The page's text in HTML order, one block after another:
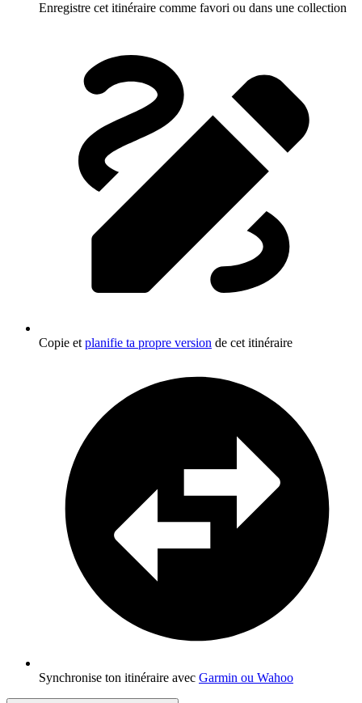
Enregistre cet itinéraire comme favori ou dans une collection
Copie et planifie ta propre version de cet itinéraire
Synchronise ton itinéraire avec Garmin ou Wahoo